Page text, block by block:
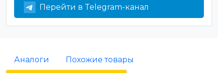
Перейти в Telegram-канал
Аналоги Похожие товары